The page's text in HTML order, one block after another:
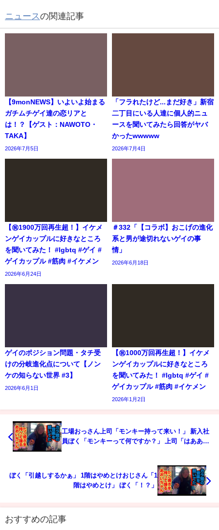
ニュースの関連記事
【9monNEWS】いよいよ始まる
ガチムチゲイ達の恋リアと
は！？【ゲスト：NAWOTO・
TAKA】
2026年7月5日
「フラれたけど...まだ好き」新宿
二丁目にいる人達に個人的ニュ
ースを聞いてみたら回答がヤバ
かったwwwww
2026年7月4日
【㊗️1900万回再生超！】イケメ
ンゲイカップルに好きなところ
を聞いてみた！ #lgbtq #ゲイ #
ゲイカップル #筋肉 #イケメン
2026年6月24日
＃332「【コラボ】おこげの進化
系と男が途切れないゲイの事
情」
2026年6月18日
ゲイのポジション問題・タチ受
けの分岐進化点について【ノン
ケの知らない世界 #3】
2026年6月1日
【㊗️1000万回再生超！】イケメ
ンゲイカップルに好きなところ
を聞いてみた！ #lgbtq #ゲイ #
ゲイカップル #筋肉 #イケメン
2026年1月2日
工場おっさん上司「モンキー持って来い！」 新入社
員ぼく「モンキーって何ですか？」 上司「はあああ
ぼく「引越しするかぁ」 1階はやめとけおじさん「1
階はやめとけ」 ぼく「！？」
おすすめの記事